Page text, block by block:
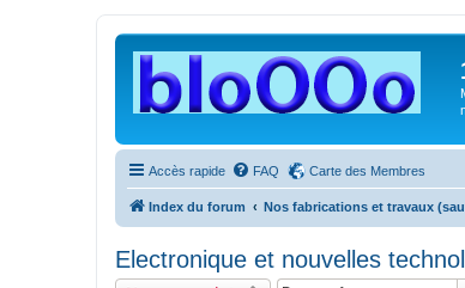
Accès rapide FAQ Carte des Membres
Index du forum Nos fabrications et travaux
Electronique et nouvelles